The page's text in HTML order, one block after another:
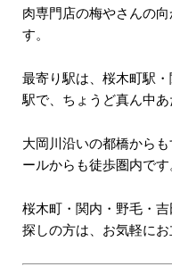
肉専門店の梅やさんの
す。
最寄り駅は、桜木町駅
駅で、ちょうど真ん中あ
大岡川沿いの都橋から
ールからも徒歩圏内です
桜木町・関内・野毛・
探しの方は、お気軽にお